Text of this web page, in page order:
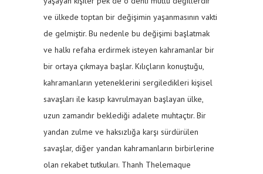
ve ülkede toptan bir değişimin yaşanmasının vakti
de gelmiştir. Bu nedenle bu değişimi başlatmak
ve halkı refaha erdirmek isteyen kahramanlar bir
bir ortaya çıkmaya başlar. Kılıçların konuştuğu,
kahramanların yeteneklerini sergiledikleri kişisel
savaşları ile kasıp kavrulmayan başlayan ülke,
uzun zamandır beklediği adalete muhtaçtır. Bir
yandan zulme ve haksızlığa karşı sürdürülen
savaşlar, diğer yandan kahramanların birbirlerine
olan rekabet tutkuları. Thanh Thelemaque